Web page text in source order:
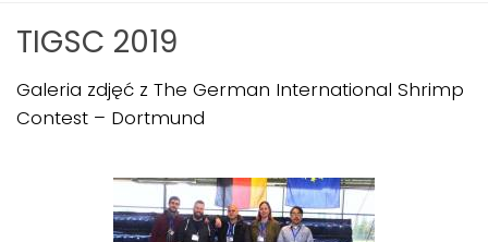
TIGSC 2019
Galeria zdjęć z The German International Shrimp
Contest – Dortmund